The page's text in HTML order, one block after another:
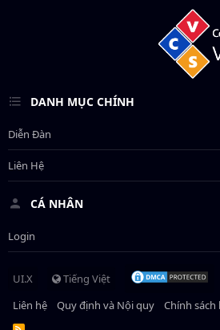
DANH MỤC CHÍNH
Diễn Đàn
Liên Hệ
CÁ NHÂN
Login
UI.X
Tiếng Việt
Liên hệ
Quy định và Nội quy Chính